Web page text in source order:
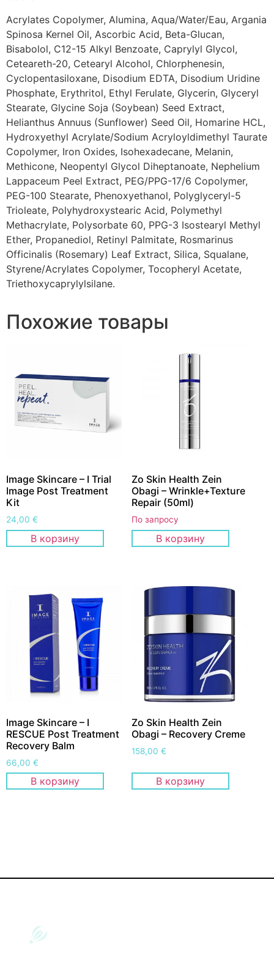
Acrylates Copolymer, Alumina, Aqua/Water/Eau, Argania
Spinosa Kernel Oil, Ascorbic Acid, Beta-Glucan,
Bisabolol, C12-15 Alkyl Benzoate, Caprylyl Glycol,
Ceteareth-20, Cetearyl Alcohol, Chlorphenesin,
Cyclopentasiloxane, Disodium EDTA, Disodium Uridine
Phosphate, Erythritol, Ethyl Ferulate, Glycerin, Glyceryl
Stearate, Glycine Soja (Soybean) Seed Extract,
Helianthus Annuus (Sunflower) Seed Oil, Homarine HCL,
Hydroxyethyl Acrylate/Sodium Acryloyldimethyl Taurate
Copolymer, Iron Oxides, Isohexadecane, Melanin,
Methicone, Neopentyl Glycol Diheptanoate, Nephelium
Lappaceum Peel Extract, PEG/PPG-17/6 Copolymer,
PEG-100 Stearate, Phenoxyethanol, Polyglyceryl-5
Trioleate, Polyhydroxystearic Acid, Polymethyl
Methacrylate, Polysorbate 60, PPG-3 Isostearyl Methyl
Ether, Propanediol, Retinyl Palmitate, Rosmarinus
Officinalis (Rosemary) Leaf Extract, Silica, Squalane,
Styrene/Acrylates Copolymer, Tocopheryl Acetate,
Triethoxycaprylylsilane.
Похожие товары
Image Skincare – I Trial
Image Post Treatment
Kit
24,00 €
В корзину
Zo Skin Health Zein
Obagi – Wrinkle+Texture
Repair (50ml)
По запросу
В корзину
Image Skincare – I
RESCUE Post Treatment
Recovery Balm
66,00 €
В корзину
Zo Skin Health Zein
Obagi – Recovery Creme
158,00€
В корзину